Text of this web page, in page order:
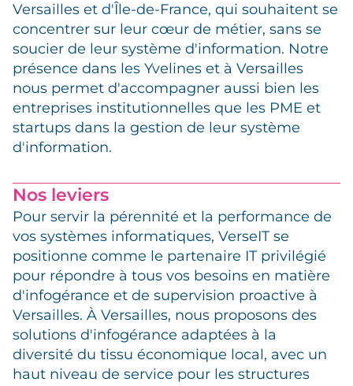
Versailles et d'Île-de-France, qui souhaitent se
concentrer sur leur cœur de métier, sans se
soucier de leur système d'information. Notre
présence dans les Yvelines et à Versailles
nous permet d'accompagner aussi bien les
entreprises institutionnelles que les PME et
startups dans la gestion de leur système
d'information.
Nos leviers
Pour servir la pérennité et la performance de
vos systèmes informatiques, VerseIT se
positionne comme le partenaire IT privilégié
pour répondre à tous vos besoins en matière
d'infogérance et de supervision proactive à
Versailles. À Versailles, nous proposons des
solutions d'infogérance adaptées à la
diversité du tissu économique local, avec un
haut niveau de service pour les structures